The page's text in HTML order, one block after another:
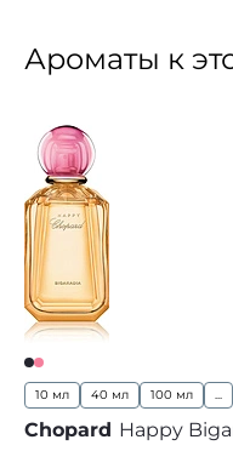
Ароматы к
10 мл 40 мл 100 мл ...
Chopard Happy